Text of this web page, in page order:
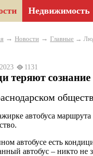
Недвижимость
→ Новости → Главные →
1131
теряют сознание
автобуса
автобусе есть
автобус – никто не